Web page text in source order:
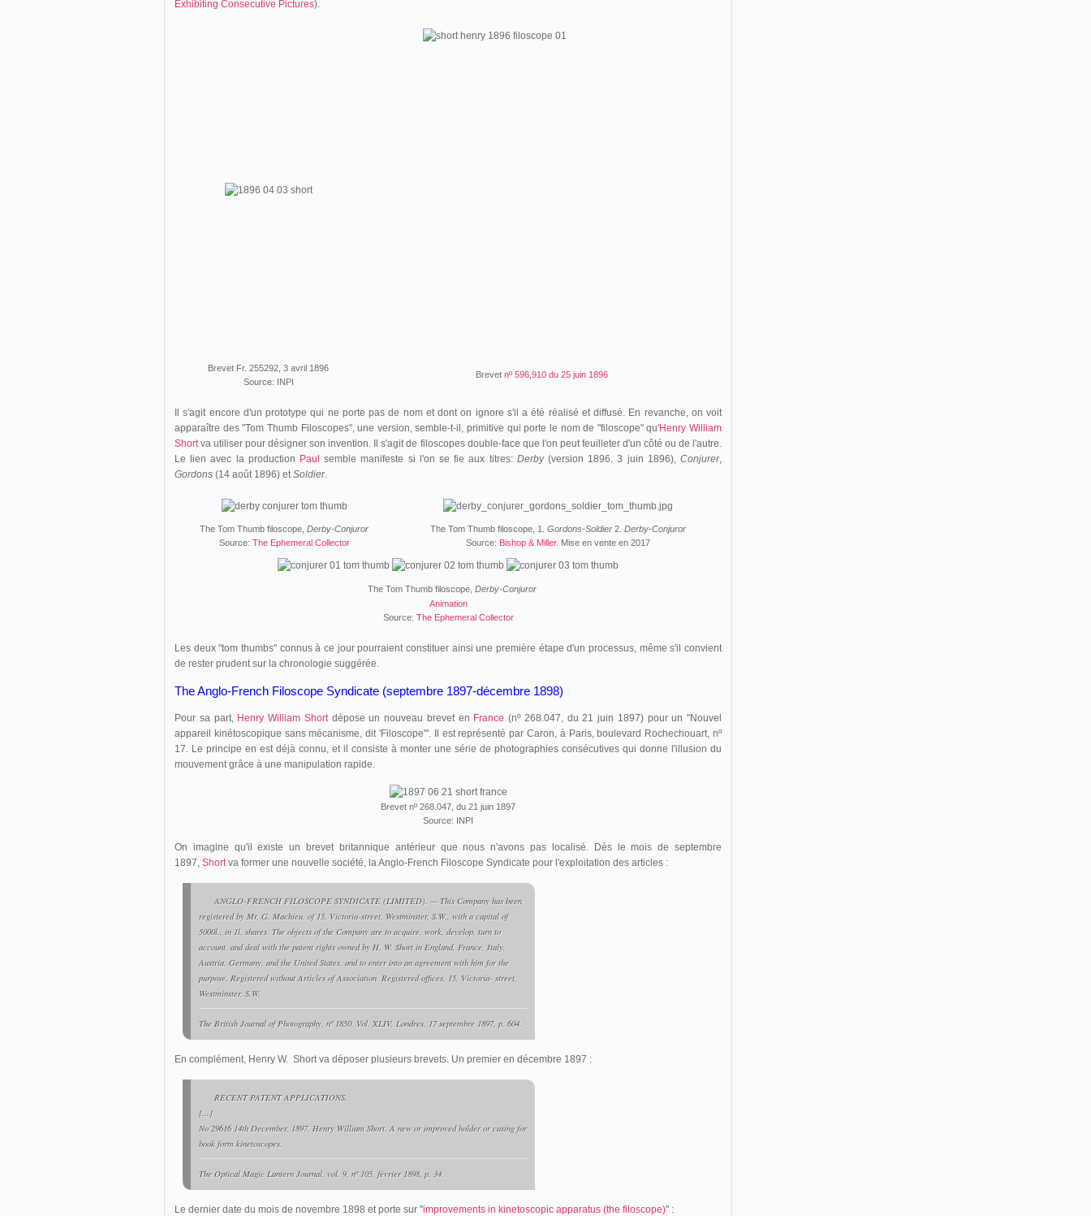
Exhibiting Consecutive Pictures).
Brevet Fr. 255292, 3 avril 1896
Source: INPI
Brevet nº 596,910 du 25 juin 1896
Il s'agit encore d'un prototype qui ne porte pas de nom et dont on ignore s'il a été réalisé et diffusé. En revanche, on voit
apparaître des "Tom Thumb Filoscopes", une version, semble-t-il, primitive qui porte le nom de "filoscope" qu'Henry William
Shortva utiliser pour désigner son invention. Il s'agit de filoscopes double-face que l'on peut feuilleter d'un côté ou de l'autre.
Le lien avec la production Paul semble manifeste si l'on se fie aux titres: Derby(version 1896. 3 juin 1896),Conjurer,
Gordons (14 août 1896) etSoldier.
The Tom Thumb filoscope, Derby-Conjuror
Source: The Ephemeral Collector
The Tom Thumb filoscope, 1. Gordons-Soldier2. Derby-Conjuror
Source: Bishop & Miller. Mise en vente en 2017
The Tom Thumb filoscope, Derby-Conjuror
Animation
Source: The Ephemeral Collector
Les deux "tom thumbs" connus à ce jour pourraient constituer ainsi une première étape d'un processus, même s'il convient
de rester prudent sur la chronologie suggérée.
The Anglo-French Filoscope Syndicate (septembre 1897-décembre 1898)
Pour sa part, Henry William Shortdépose un nouveau brevet en France (nº 268.047, du 21 juin 1897) pour un "Nouvel
appareil kinétoscopique sans mécanisme, dit 'Filoscope'". Il est représenté par Caron, à Paris, boulevard Rochechouart, nº
17. Le principe en est déjà connu, et il consiste à monter une série de photographies consécutives qui donne l'illusion du
mouvement grâce à une manipulation rapide.
Brevet nº 268.047, du 21 juin 1897
Source: INPI
On imagine qu'il existe un brevet britannique antérieur que nous n'avons pas localisé. Dès le mois de septembre
1897, Shortva former une nouvelle société, la Anglo-French Filoscope Syndicate pour l'exploitation des articles :
ANGLO-FRENCH FILOSCOPE SYNDICATE (LIMITED). — This Company has been
registered by Mr. G. Machieu, of 15, Victoria-street, Westminster, S.W., with a capital of
5000l., in 1l. shares. The objects of the Company are to acquire, work, develop, turn to
account, and deal with the patent rights owned by H. W. Short in England, France, Italy,
Austria, Germany, and the United States, and to enter into an agreement with him for the
purpose. Registered without Articles of Association. Registered offices, 15, Victoria- street,
Westminster, S.W.
The British Journal of Photography, nº 1850, Vol. XLIV, Londres, 17 septembre 1897, p. 604.
En complément, Henry W. Short va déposer plusieurs brevets. Un premier en décembre 1897 :
RECENT PATENT APPLICATIONS.
[...]
No 29616 14th December, 1897. Henry William Short. A new or improved holder or casing for
book form kinetoscopes.
The Optical Magic Lantern Journal, vol. 9, nº 105, février 1898, p. 34.
Le dernier date du mois de novembre 1898 et porte sur "improvements in kinetoscopic apparatus (the filoscope)" :